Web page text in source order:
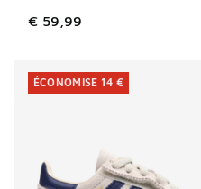
€ 59,99
ÉCONOMISE 14 €